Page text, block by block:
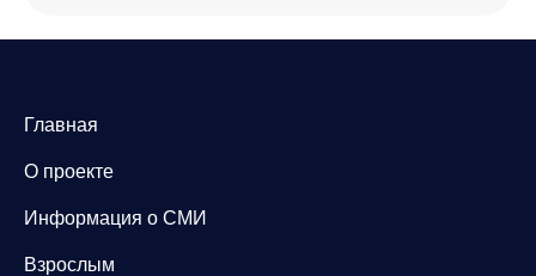
Главная
О проекте
Информация о СМИ
Взрослым